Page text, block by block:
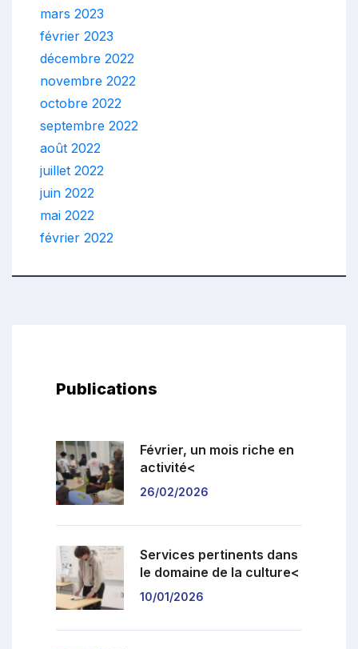
mars 2023
février 2023
décembre 2022
novembre 2022
octobre 2022
septembre 2022
août 2022
juillet 2022
juin 2022
mai 2022
février 2022
Publications
Février, un mois riche en
activité<
26/02/2026
Services pertinents dans
le domaine de la culture<
10/01/2026